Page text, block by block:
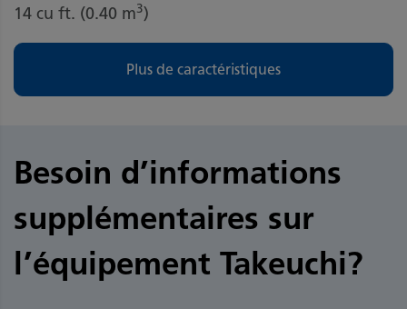
14 cu ft. (0.40 m3)
Plus de caractéristiques
Besoin d’informations
supplémentaires sur
l’équipement Takeuchi?